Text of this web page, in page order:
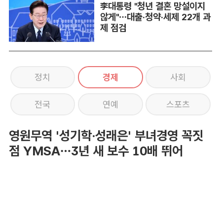
李대통령 "청년 결혼 망설이지
않게"…대출·청약·세제 22개 과
제 점검
정치 경제 사회
전국 연예 스포츠
영원무역 '성기학·성래은' 부녀경영 꼭짓
점 YMSA…3년 새 보수 10배 뛰어